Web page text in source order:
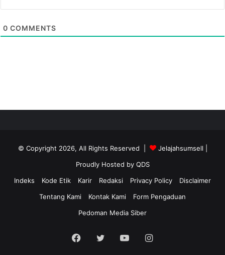
0 COMMENTS
© Copyright 2026, All Rights Reserved | Jelajahsumsell
Proudly Hosted by QDS
Indeks
Kode Etik Karir Redaksi Privacy Policy
Disclaimer
Tentang Kami
Kontak Kami
Form Pengaduan
Pedoman Media Siber
Facebook
Twitter YouTubeInstagram